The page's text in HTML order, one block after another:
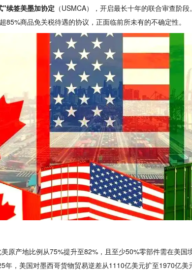
"续签美墨加协定 （USMCA），开启最长十年的联合审查阶
85%商品免关税待遇的协议，正面临前所未有的不确定性。
美原产地比例从75%提升至82%，且至少50%零部件需在美国
年，美国对墨西哥货物贸易逆差从1110亿美元扩至1970亿